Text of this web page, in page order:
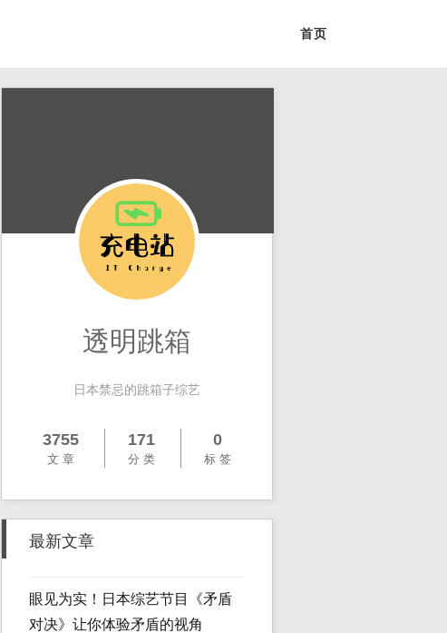
首页
透明跳箱
日本禁忌的跳箱子综艺
3755
文 章
171
分 类
0
标 签
最新文章
眼见为实！日本综艺节目《矛盾
对决》让你体验矛盾的视角